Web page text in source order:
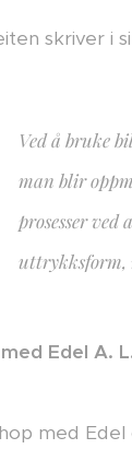
skriver i
Ved å bruke
man blir
prosesser
uttrykksform,
Edel A.
med